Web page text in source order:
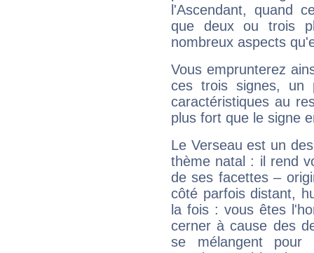
l'Ascendant, quand
que deux ou trois
nombreux aspects
Vous emprunterez
ces trois signes, un
caractéristiques au
plus fort que le signe
Le Verseau est un
thème natal : il rend
de ses facettes –
côté parfois distant,
la fois : vous êtes
cerner à cause des
se mélangent